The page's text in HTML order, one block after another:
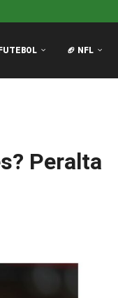
🏈 NFL
Peralta